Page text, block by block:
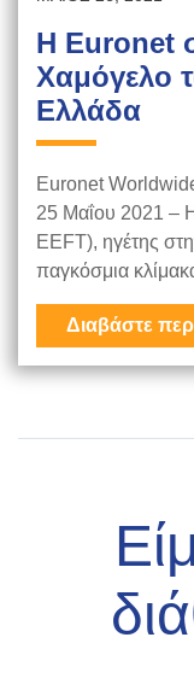
Η Euronet
Χαμόγελο
Ελλάδα
Euronet
25 Μαΐου 2021 –
EEFT), ηγέτης
παγκόσμια
Διαβάστε